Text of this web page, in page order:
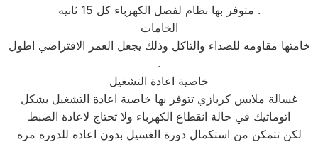
متوفر بها نظام لفصل الكهرباء كل 15 ثانيه .
الخامات
خامتها مقاومه للصداء والتاكل وذلك يجعل العمر الافتراضي اطول
.
خاصية اعادة التشغيل
غسالة ملابس كريازي تتوفر بها خاصية اعادة التشغيل بشكل
اتوماتيك في حالة انقطاع الكهرباء ولا تحتاج لاعادة الضبط
لكن تتمكن من استكمال دورة الغسيل بدون اعاده للدوره مره